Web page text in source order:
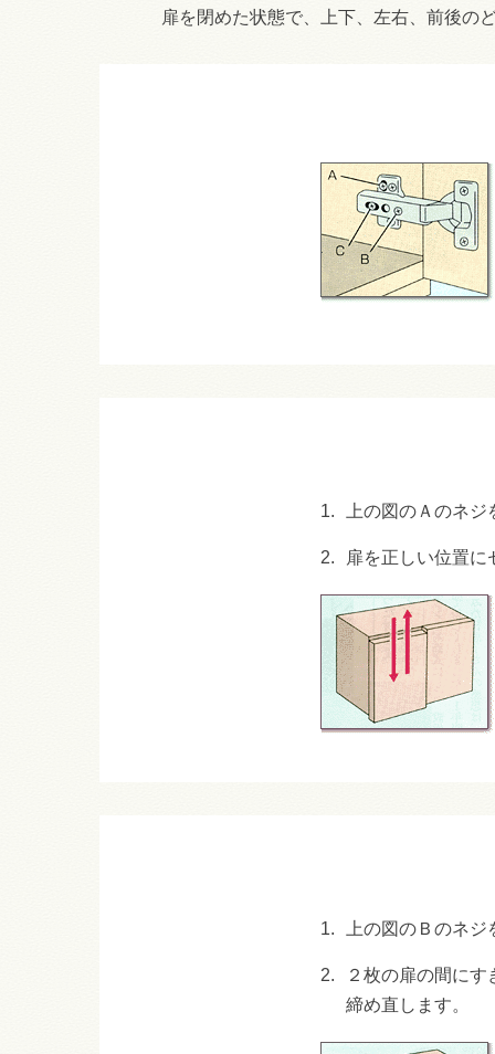
扉を閉めた状態で、上下、左右、前後の
1. 上の図のＡのネ
2. 扉を正しい位置に
1. 上の図のＢのネ
2.
２枚の扉の間に
締め直します。